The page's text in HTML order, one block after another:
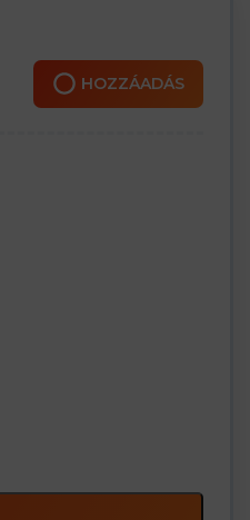
HOZZÁADÁS